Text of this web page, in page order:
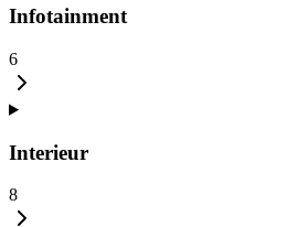
Infotainment
6
Interieur
8